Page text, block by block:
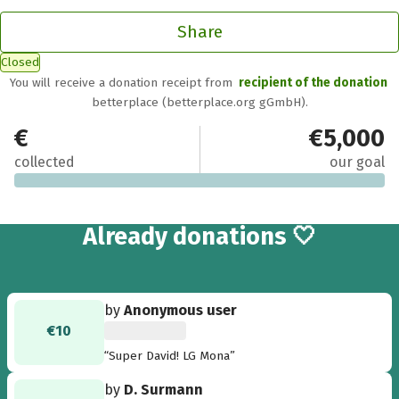
Share
Closed
You will receive a donation receipt from recipient of the donation
betterplace (betterplace.org gGmbH).
€11
collected
€5,000
our goal
Already 2
donations 🤍
€10
byAnonymous user
“Super David! LG Mona”
by D. Surmann